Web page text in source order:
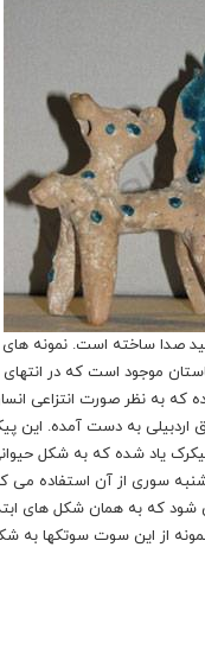
صدا ساخته است. نمونه
موجود است که در
به نظر صورت انتزاعی
یاد شده که به شکل
سوری از آن استفاده
شود که به همان شکل های
از این سوت سوتکها به